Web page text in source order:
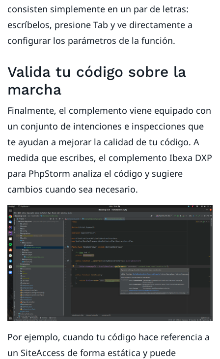
consisten simplemente en un par de letras:
escríbelos, presione Tab y ve directamente a
configurar los parámetros de la función.
Valida tu código sobre la
marcha
Finalmente, el complemento viene equipado con
un conjunto de intenciones e inspecciones que
te ayudan a mejorar la calidad de tu código. A
medida que escribes, el complemento Ibexa DXP
para PhpStorm analiza el código y sugiere
cambios cuando sea necesario.
Por ejemplo, cuando tu código hace referencia a
un SiteAccess de forma estática y puede